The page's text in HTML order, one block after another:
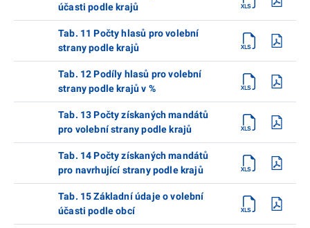
účasti podle krajů
Tab. 11 Počty hlasů pro volební
strany podle krajů
Tab. 12 Podíly hlasů pro volební
strany podle krajů v %
Tab. 13 Počty získaných mandátů
pro volební strany podle krajů
Tab. 14 Počty získaných mandátů
pro navrhující strany podle krajů
Tab. 15 Základní údaje o volební
účasti podle obcí